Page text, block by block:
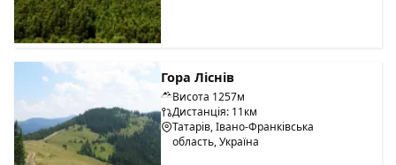
Гора Ліснів
Висота 1257м
Дистанція: 11км
Татарів, Івано-Франківська
область, Україна